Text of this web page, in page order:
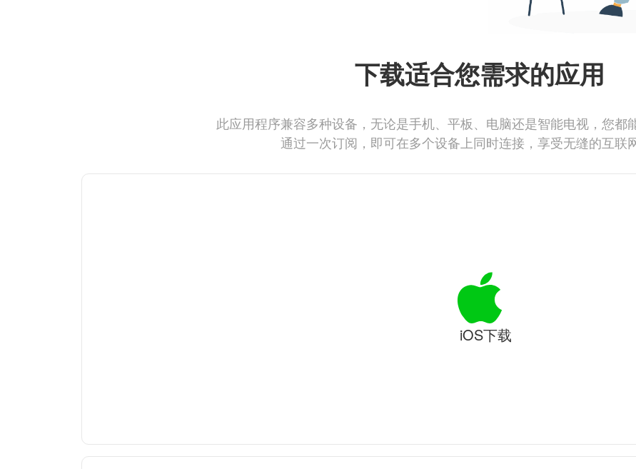
下载适合您需求的应用
此应用程序兼容多种设备，无论是手机、平板、电脑还是智能电视，您都
通过一次订阅，即可在多个设备上同时连接，享受无缝的互联网
iOS下载